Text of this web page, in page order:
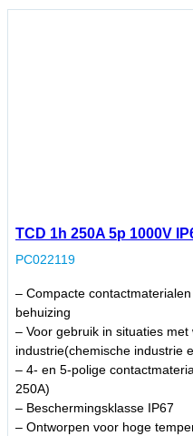
TCD 1h 250A 5p 1000V
PC022119
– Compacte
behuizing
– Voor gebruik in situaties
industrie(chemische industrie
– 4- en 5-polige
250A)
– Beschermingsklasse IP67
– Ontworpen voor hoge